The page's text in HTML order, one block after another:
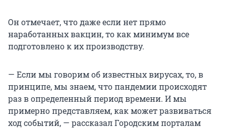
Он отмечает, что даже если нет прямо
наработанных вакцин, то как минимум все
подготовлено к их производству.
— Если мы говорим об известных вирусах, то, в
принципе, мы знаем, что пандемии происходят
раз в определенный период времени. И мы
примерно представляем, как может развиваться
ход событий, — рассказал Городским порталам